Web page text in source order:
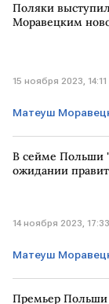
Поляки
Моравецким
15 ноября 2023, 14:11
Матеуш
ПОЛЬША
В сейме Польши
ожидании
14 ноября 2023, 17:33
Матеуш
ПОЛЬША
Премьер Польши